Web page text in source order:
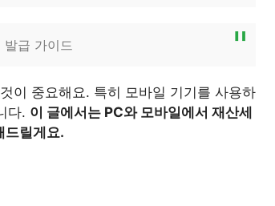
급 가이드
이 중요해요. 특히 모바일 기기를 사용하
다. 이 글에서는 PC와 모바일에서 재산세
드릴게요.